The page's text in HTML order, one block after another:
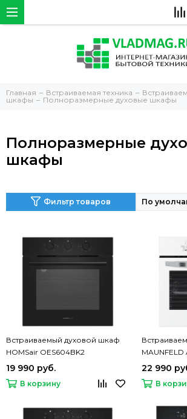
Главная Встраиваемая техника
шкафы
Полноразмерные духовые шкафы
Полноразмерные
шкафы
Фильтр товаров
Встраиваемый духовой шкаф
HOMSair OES604BK2
19 990 руб.
В корзину
MAUNFELD
22 990
В